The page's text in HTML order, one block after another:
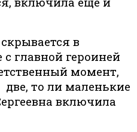
в
главной героиней
момент,
то ли маленькие
включила